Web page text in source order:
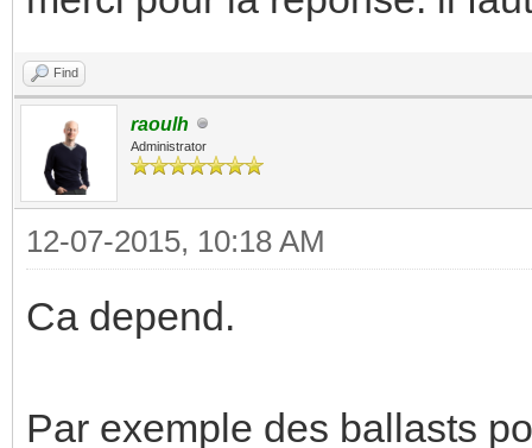
Find
raoulh
Administrator
12-07-2015, 10:18 AM
Ca depend.
Par exemple des ballasts